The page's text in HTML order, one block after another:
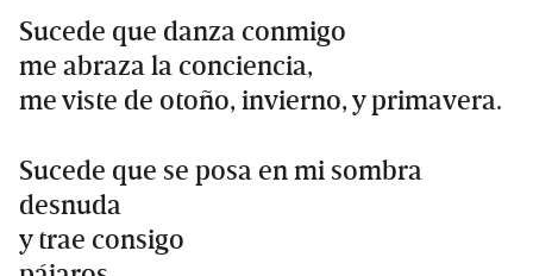
Sucede que danza conmigo
me abraza la conciencia,
me viste de otoño, invierno, y primavera.
Sucede que se posa en mi sombra
desnuda
y trae consigo